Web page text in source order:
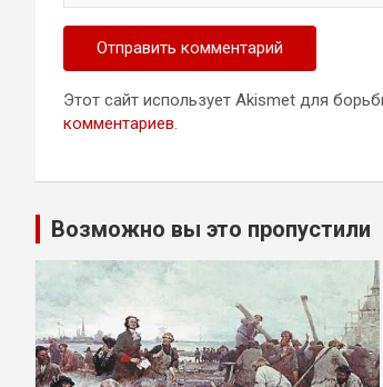
Этот сайт использует Akismet для
комментариев.
Возможно вы это пропустили